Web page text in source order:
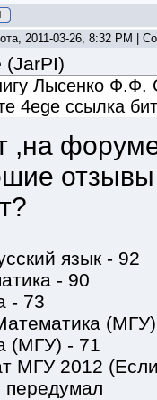
2011-03-26, 8:32 PM |
(JarPI)
Лысенко Ф.Ф.
4ege ссылка
,на
язык - 92
- 90
- 73
(МГУ) - 71
МГУ 2012
передумал